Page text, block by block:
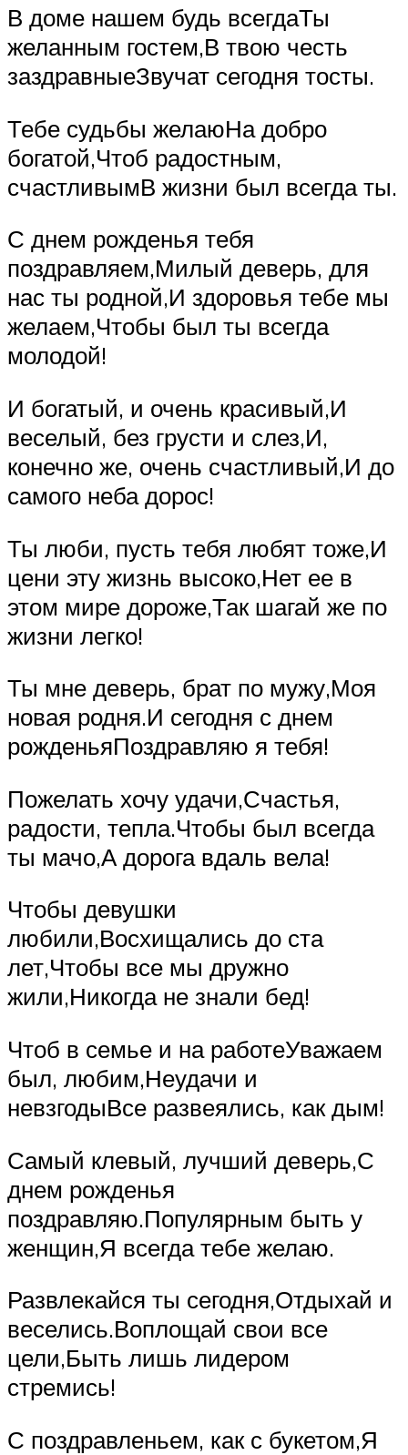
В доме нашем будь всегдаТы
желанным гостем,В твою честь
заздравныеЗвучат сегодня тосты.
Тебе судьбы желаюНа добро
богатой,Чтоб радостным,
счастливымВ жизни был всегда ты.
С днем рожденья тебя
поздравляем,Милый деверь, для
нас ты родной,И здоровья тебе мы
желаем,Чтобы был ты всегда
молодой!
И богатый, и очень красивый,И
веселый, без грусти и слез,И,
конечно же, очень счастливый,И до
самого неба дорос!
Ты люби, пусть тебя любят тоже,И
цени эту жизнь высоко,Нет ее в
этом мире дороже,Так шагай же по
жизни легко!
Ты мне деверь, брат по мужу,Моя
новая родня.И сегодня с днем
рожденьяПоздравляю я тебя!
Пожелать хочу удачи,Счастья,
радости, тепла.Чтобы был всегда
ты мачо,А дорога вдаль вела!
Чтобы девушки
любили,Восхищались до ста
лет,Чтобы все мы дружно
жили,Никогда не знали бед!
Чтоб в семье и на работеУважаем
был, любим,Неудачи и
невзгодыВсе развеялись, как дым!
Самый клевый, лучший деверь,С
днем рожденья
поздравляю.Популярным быть у
женщин,Я всегда тебе желаю.
Развлекайся ты сегодня,Отдыхай и
веселись.Воплощай свои все
цели,Быть лишь лидером
стремись!
С поздравленьем, как с букетом,Я